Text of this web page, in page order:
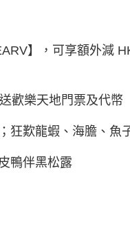
】，可享額外減
歡樂天地門票及代幣
狂歎龍蝦、海膽、魚
鴨伴黑松露